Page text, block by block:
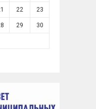
22 23
29 30